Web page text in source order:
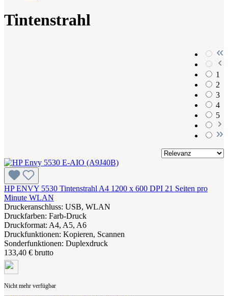
Tintenstrahl
1
2
3
4
5
HP ENVY 5530 Tintenstrahl A4 1200 x 600 DPI 21 Seiten pro
Minute WLAN
Druckeranschluss: USB, WLAN
Druckfarben: Farb-Druck
Druckformat: A4, A5, A6
Druckfunktionen: Kopieren, Scannen
Sonderfunktionen: Duplexdruck
133,40 € brutto
Nicht mehr verfügbar